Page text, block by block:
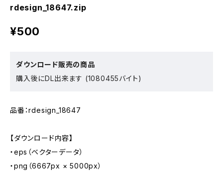
rdesign_18647.zip
¥500
ダウンロード販売の商品
購入後にDL出来ます (1080455バイト)
品番：rdesign_18647
【ダウンロード内容】
・eps（ベクターデータ）
・png（6667px × 5000px）